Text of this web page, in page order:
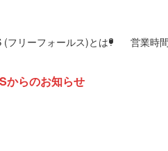
(フリーフォールス)とは? 営業時